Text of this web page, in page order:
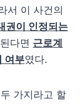
서 이 사건의
권이 인정되는
다면 근로계
여부였다.
가지라고 할